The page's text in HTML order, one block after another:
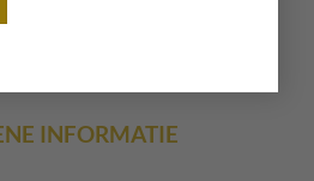
maak jij het verschil!
INFORMATIE